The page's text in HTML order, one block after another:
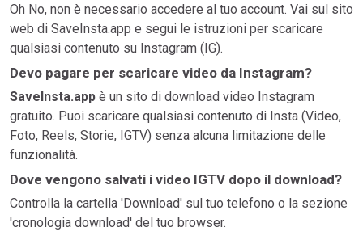
Oh No, non è necessario accedere al tuo account. Vai sul sito
web di SaveInsta.app e segui le istruzioni per scaricare
qualsiasi contenuto su Instagram (IG).
Devo pagare per scaricare video da Instagram?
SaveInsta.app è un sito di download video Instagram
gratuito. Puoi scaricare qualsiasi contenuto di Insta (Video,
Foto, Reels, Storie, IGTV) senza alcuna limitazione delle
funzionalità.
Dove vengono salvati i video IGTV dopo il download?
Controlla la cartella 'Download' sul tuo telefono o la sezione
'cronologia download' del tuo browser.